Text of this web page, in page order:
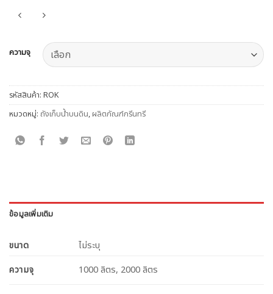
ความจุ
รหัสสินค้า: ROK
หมวดหมู่: ถังเก็บน้ำบนดิน, ผลิตภัณฑ์กรีนทรี
ข้อมูลเพิ่มเติม
ขนาด
ไม่ระบุ
ความจุ
1000 ลิตร, 2000 ลิตร